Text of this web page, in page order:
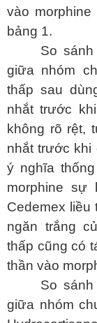
vào
bảng 1.
So
giữa nhóm
thấp sau
nhắt trước
không rõ rệt,
nhắt trước khi
ý nghĩa
morphine sự
Cedemex
ngăn trắng
thấp cũng có
thần vào
So
giữa nhóm